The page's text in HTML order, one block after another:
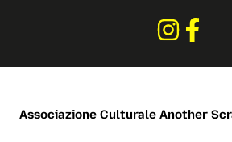
Associazione Culturale Another